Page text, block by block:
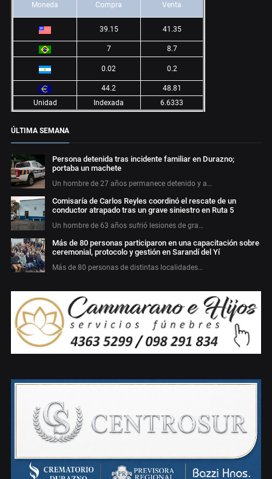
Moneda Compra Venta
39.15 41.35
7 8.7
0.02 0.2
44.2
48.81
Unidad
Indexada 6.6333
ÚLTIMA SEMANA
Persona detenida tras incidente familiar en Durazno;
portaba un machete
Un hombre de 27 años permanece detenido y a…
Comisaría de Carlos Reyles coordinó el rescate de un
conductor atrapado tras un grave siniestro en Ruta 5
Un hombre de 63 años sufrió lesiones de gra…
Más de 80 personas participaron en una capacitación sobre
ceremonial, protocolo y gestión en Sarandí del Yí
Más de 80 personas de distintas localidades…